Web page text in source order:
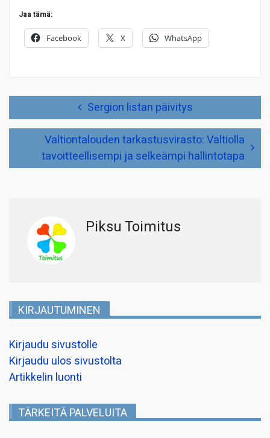
Jaa tämä:
Facebook X WhatsApp
Sergion listan päivitys
Valtiontalouden tarkastusvirasto: Valtiolla
tavoitteellisempi ja selkeämpi hallintotapa
Piksu Toimitus
KIRJAUTUMINEN
Kirjaudu sivustolle
Kirjaudu ulos sivustolta
Artikkelin luonti
TÄRKEITÄ PALVELUITA